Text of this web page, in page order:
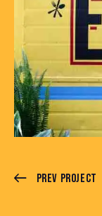
Prev Project